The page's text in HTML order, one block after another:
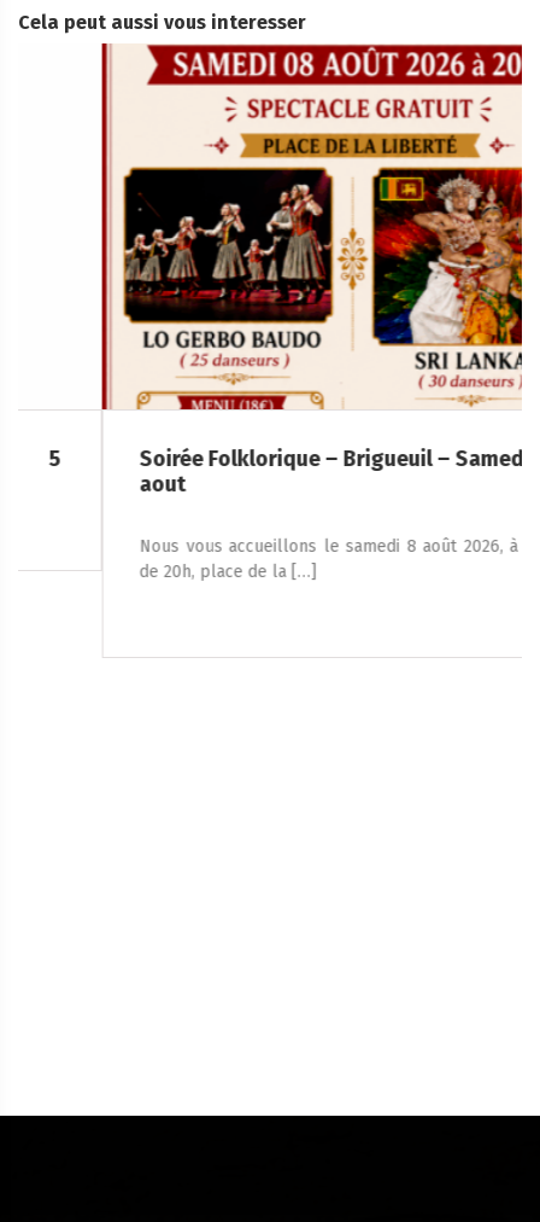
Cela peut aussi vous interesser
Soirée Folklorique – Brigueuil – Samedi 08
Nous vous accueillons le samedi 8 août 2026, à partir
de 20h, place de la […]